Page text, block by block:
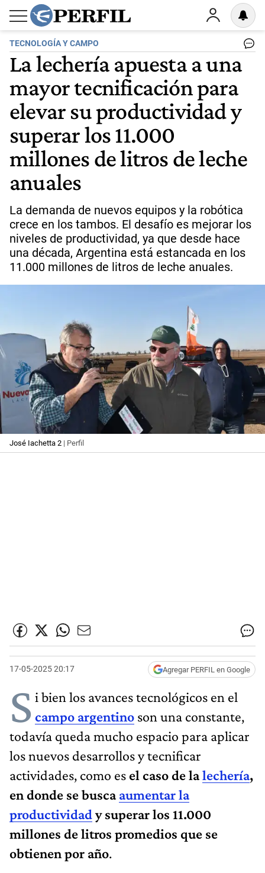
TECNOLOGÍA Y CAMPO
La lechería apuesta a una
mayor tecnificación para
elevar su productividad y
superar los 11.000
millones de litros de leche
anuales
La demanda de nuevos equipos y la robótica
crece en los tambos. El desafío es mejorar los
niveles de productividad, ya que desde hace
una década, Argentina está estancada en los
11.000 millones de litros de leche anuales.
José Iachetta 2 | Perfil
17-05-2025 20:17 Agregar PERFIL en Google
S i bien los avances tecnológicos en el
campo argentino son una constante,
todavía queda mucho espacio para aplicar
los nuevos desarrollos y tecnificar
actividades, como es el caso de lalechería,
en donde se buscaaumentar la
productividady superar los 11.000
millones de litros promedios que se
obtienen por año.